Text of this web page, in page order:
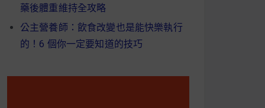
藥後體重維持全攻略
公主營養師：飲食改變也是能快樂執行
的！6 個你一定要知道的技巧